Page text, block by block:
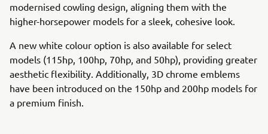
modernised cowling design, aligning them with the
higher-horsepower models for a sleek, cohesive look.
A new white colour option is also available for select
models (115hp, 100hp, 70hp, and 50hp), providing greater
aesthetic flexibility. Additionally, 3D chrome emblems
have been introduced on the 150hp and 200hp models for
a premium finish.